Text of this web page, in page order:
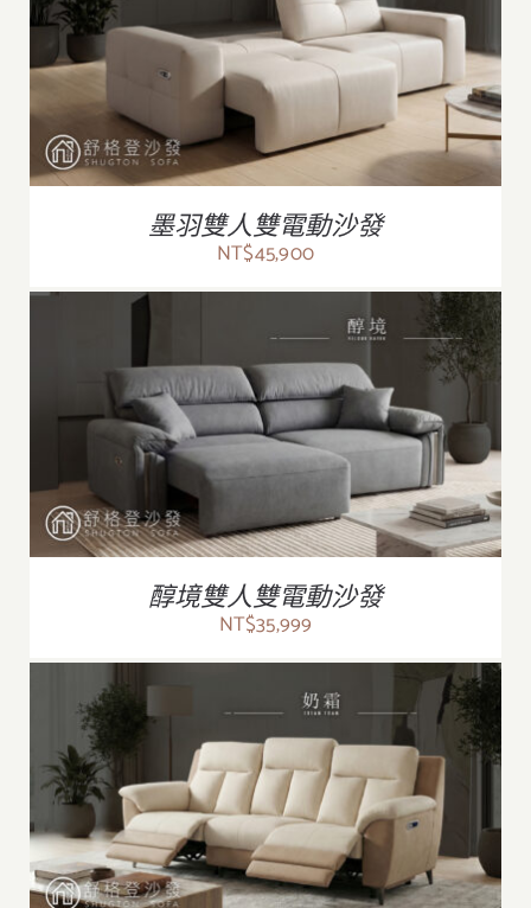
詳情
墨羽雙人雙電動沙發
NT$45,900
/ 詳情
醇境雙人雙電動沙發
NT$35,999
/ 詳情